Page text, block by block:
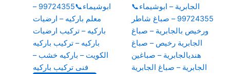
ابوشيماء📞99724355 –
معلم باركيه – ارضيات
باركيه – تركيب ارضيات
باركيه – تركيب باركيه
الكويت – باركيه خشب –
فنى تركيب باركيه
الجابرية – ابوشيماء📞
99724355 – صباغ شاطر
ورخيص بالجابرية – صباغ
الجابرية رخيص – صباغ
هنديالجابرية – صباغين
الجابرية – صباغ الجابرية